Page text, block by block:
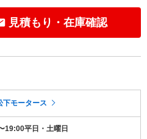
見積もり・在庫確認
モータース
19:00平日・土曜日